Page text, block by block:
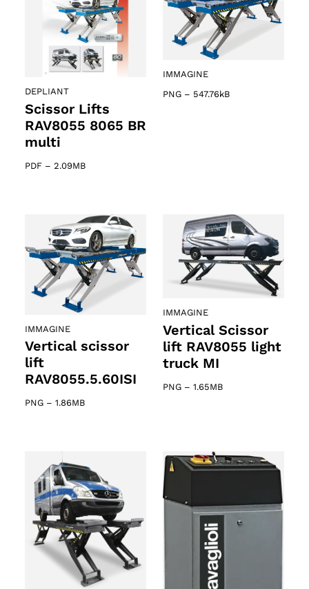
DEPLIANT
Scissor Lifts
RAV8055 8065 BR
multi
PDF – 2.09MB
IMMAGINE
PNG – 547.76kB
IMMAGINE
Vertical scissor
lift
RAV8055.5.60ISI
PNG – 1.86MB
IMMAGINE
Vertical Scissor
lift RAV8055 light
truck MI
PNG – 1.65MB